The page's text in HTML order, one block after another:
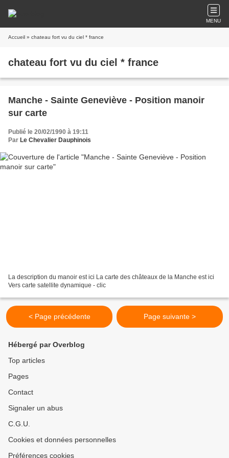
MENU
Accueil » chateau fort vu du ciel * france
chateau fort vu du ciel * france
Manche - Sainte Geneviève - Position manoir
sur carte
Publié le 20/02/1990 à 19:11
Par Le Chevalier Dauphinois
La description du manoir est ici La carte des châteaux de la Manche est ici
Vers carte satellite dynamique - clic
< Page précédente Page suivante >
Hébergé par Overblog
Top articles
Pages
Contact
Signaler un abus
C.G.U.
Cookies et données personnelles
Préférences cookies